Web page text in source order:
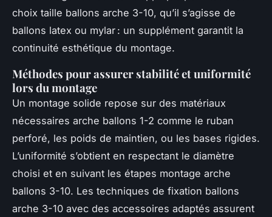
choix taille ballons arche 3-10, qu’il s’agisse de
ballons latex ou mylar : un supplément garantit la
continuité esthétique du montage.
Méthodes pour assurer stabilité et uniformité
lors du montage
Un montage solide repose sur des matériaux
nécessaires arche ballons 1-2 comme le ruban
perforé, les poids de maintien, ou les bases rigides.
L’uniformité s’obtient en respectant le diamètre
choisi et en suivant les étapes montage arche
ballons 3-10. Les techniques de fixation ballons
arche 3-10 avec des accessoires adaptés assurent